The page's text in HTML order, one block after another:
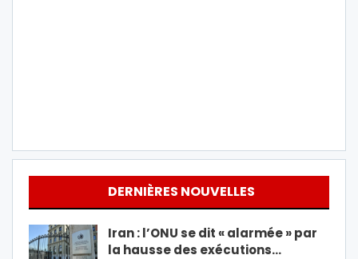
DERNIÈRES NOUVELLES
Iran : l’ONU se dit « alarmée » par
la hausse des exécutions…